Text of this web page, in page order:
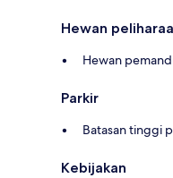
Hewan
Hewan
Parkir
Batasan tinggi
Kebijakan